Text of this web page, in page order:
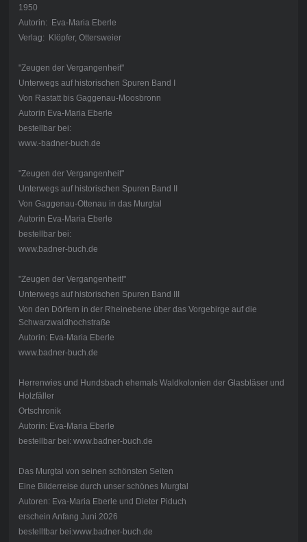
1950
Autorin: Eva-Maria Eberle
Verlag: Klöpfer, Ottersweier
"Zeugen der Vergangenheit"
Unterwegs auf historischen Spuren Band I
Von Rastatt bis Gaggenau-Moosbronn
Autorin Eva-Maria Eberle
bestellbar bei:
www.-badner-buch.de
"Zeugen der Vergangenheit"
Unterwegs auf historischen Spuren Band II
Von Gaggenau-Ottenau in das Murgtal
Autorin Eva-Maria Eberle
bestellbar bei:
www.badner-buch.de
"Zeugen der Vergangenheit!"
Unterwegs auf historischen Spuren Band III
Von den Dörfern in der Rheinebene über das Vorgebirge auf die
Schwarzwaldhochstraße
Autorin: Eva-Maria Eberle
www.badner-buch.de
Herrenwies und Hundsbach ehemals Waldkolonien der Glasbläser und
Holzfäller
Ortschronik
Autorin: Eva-Maria Eberle
bestellbar bei: www.badner-buch.de
Das Murgtal von seinen schönsten Seiten
Eine Bilderreise durch unser schönes Murgtal
Autoren: Eva-Maria Eberle und Dieter Piduch
erschein Anfang Juni 2026
bestelltbar bei:www.badner-buch.de